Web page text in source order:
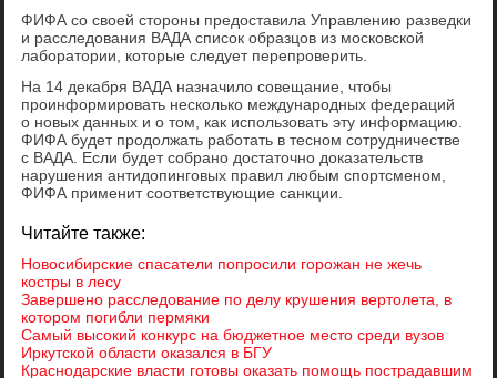
ФИФА со своей стороны предоставила Управлению разведки
и расследования ВАДА список образцов из московской
лаборатории, которые следует перепроверить.
На 14 декабря ВАДА назначило совещание, чтобы
проинформировать несколько международных федераций
о новых данных и о том, как использовать эту информацию.
ФИФА будет продолжать работать в тесном сотрудничестве
с ВАДА. Если будет собрано достаточно доказательств
нарушения антидопинговых правил любым спортсменом,
ФИФА применит соответствующие санкции.
Читайте также:
Новосибирские спасатели попросили горожан не жечь
костры в лесу
Завершено расследование по делу крушения вертолета, в
котором погибли пермяки
Самый высокий конкурс на бюджетное место среди вузов
Иркутской области оказался в БГУ
Краснодарские власти готовы оказать помощь пострадавшим